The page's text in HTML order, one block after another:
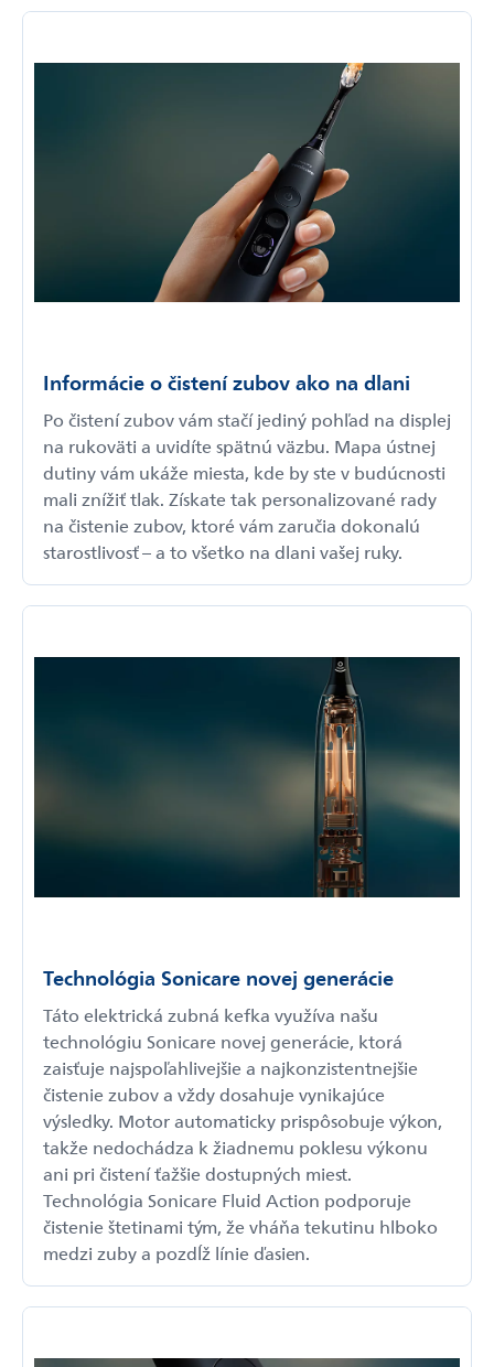
Informácie o čistení zubov ako na dlani
Po čistení zubov vám stačí jediný pohľad na displej
na rukoväti a uvidíte spätnú väzbu. Mapa ústnej
dutiny vám ukáže miesta, kde by ste v budúcnosti
mali znížiť tlak. Získate tak personalizované rady
na čistenie zubov, ktoré vám zaručia dokonalú
starostlivosť – a to všetko na dlani vašej ruky.
Technológia Sonicare novej generácie
Táto elektrická zubná kefka využíva našu
technológiu Sonicare novej generácie, ktorá
zaisťuje najspoľahlivejšie a najkonzistentnejšie
čistenie zubov a vždy dosahuje vynikajúce
výsledky. Motor automaticky prispôsobuje výkon,
takže nedochádza k žiadnemu poklesu výkonu
ani pri čistení ťažšie dostupných miest.
Technológia Sonicare Fluid Action podporuje
čistenie štetinami tým, že vháňa tekutinu hlboko
medzi zuby a pozdĺž línie ďasien.